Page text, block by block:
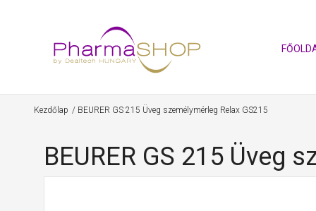
Kezdőlap BEURER GS 215 Üveg személymérleg Relax GS215
BEURER GS 215 Üveg